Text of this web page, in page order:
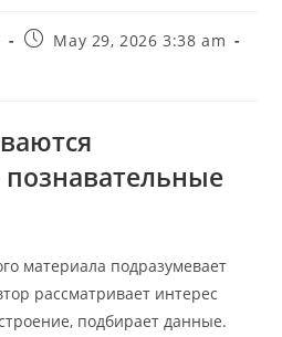
PostMay 29, 2026 3:38 am
материала подразумевает
рассматривает интерес
подбирает данные.